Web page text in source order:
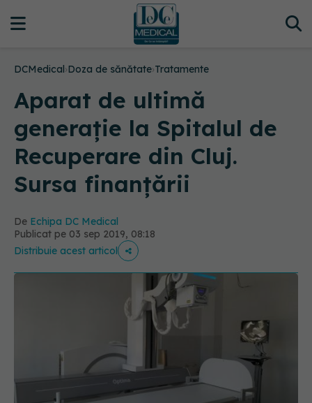
DCMedical›Doza de sănătate›Tratamente
Aparat de ultimă
generație la Spitalul de
Recuperare din Cluj.
Sursa finanțării
De Echipa DC Medical
Publicat pe 03 sep 2019, 08:18
Distribuie acest articol